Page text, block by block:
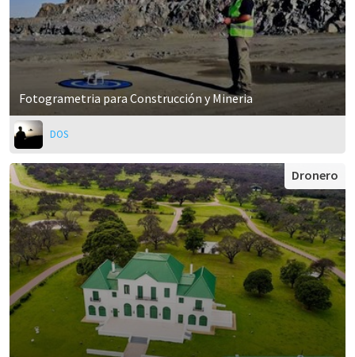
Fotogrametria para Construcción y Mineria
DOS
Dronero